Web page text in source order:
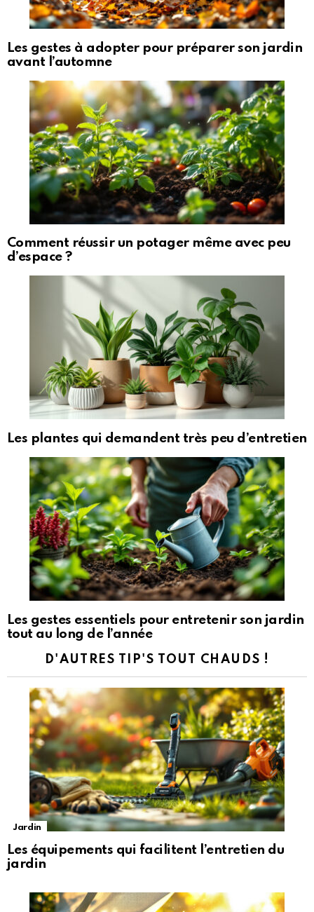
Les gestes à adopter pour préparer son jardin
avant l’automne
Comment réussir un potager même avec peu
d’espace ?
Les plantes qui demandent très peu d’entretien
Les gestes essentiels pour entretenir son jardin
tout au long de l’année
D'AUTRES TIP'S TOUT CHAUDS !
Jardin
Les équipements qui facilitent l’entretien du
jardin